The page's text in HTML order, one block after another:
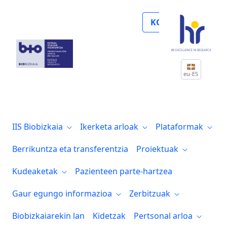
KOLABORATU
eu-ES
IIS Biobizkaia Ikerketa arloak
Plataformak
Berrikuntza eta transferentzia
Proiektuak
Kudeaketak
Pazienteen parte-hartzea
Gaur egungo informazioa
Zerbitzuak
Biobizkaiarekin lan
Kidetzak Pertsonal arloa